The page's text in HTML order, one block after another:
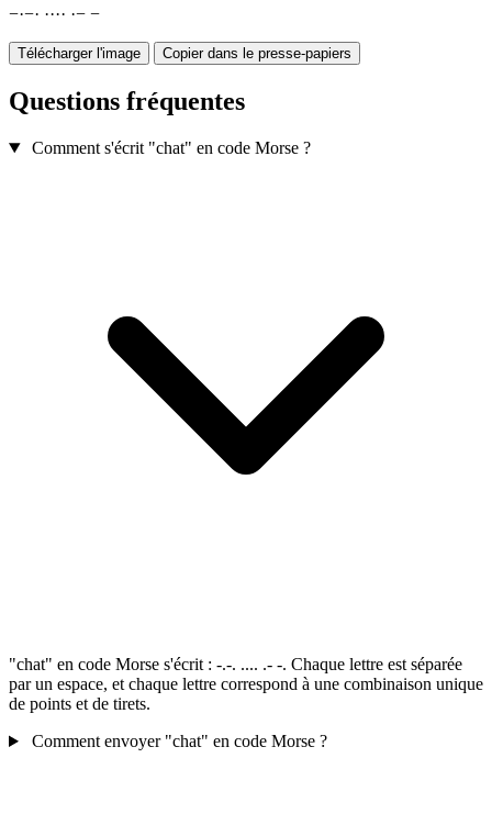
−·−· ···· ·− −
Télécharger l'image Copier dans le presse-papiers
Questions fréquentes
Comment s'écrit "chat" en code Morse ?
"chat" en code Morse s'écrit : -.-. .... .- -. Chaque lettre est séparée
par un espace, et chaque lettre correspond à une combinaison unique
de points et de tirets.
Comment envoyer "chat" en code Morse ?